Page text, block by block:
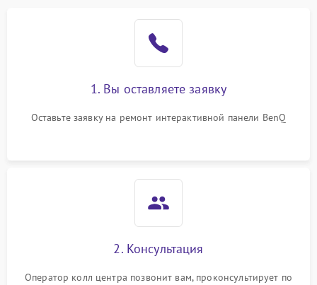
1. Вы оставляете заявку
Оставьте заявку на ремонт интерактивной панели BenQ
2. Консультация
Оператор колл центра позвонит вам, проконсультирует по